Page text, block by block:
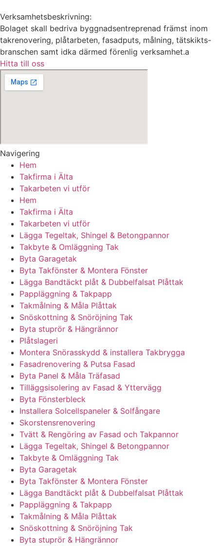
Verksamhetsbeskrivning:
Bolaget skall bedriva byggnadsentreprenad främst inom
takrenovering, plåtarbeten, fasadputs, målning, tätskikts-
branschen samt idka därmed förenlig verksamhet.a
Hitta till oss
Navigering
Hem
Takfirma i Älta
Takarbeten vi utför
Hem
Takfirma i Älta
Takarbeten vi utför
Lägga Tegeltak, Shingel & Betongpannor
Takbyte & Omläggning Tak
Byta Garagetak
Byta Takfönster & Montera Fönster
Lägga Bandtäckt plåt & Dubbelfalsat Plåttak
Pappläggning & Takpapp
Takmålning & Måla Plåttak
Snöskottning & Snöröjning Tak
Byta stuprör & Hängrännor
Plåtslageri
Montera Snörasskydd & installera Takbrygga
Fasadrenovering & Putsa Fasad
Byta Panel & Måla Träfasad
Tilläggsisolering av Fasad & Yttervägg
Byta Fönsterbleck
Installera Solcellspaneler & Solfångare
Skorstensrenovering
Tvätt & Rengöring av Fasad och Takpannor
Lägga Tegeltak, Shingel & Betongpannor
Takbyte & Omläggning Tak
Byta Garagetak
Byta Takfönster & Montera Fönster
Lägga Bandtäckt plåt & Dubbelfalsat Plåttak
Pappläggning & Takpapp
Takmålning & Måla Plåttak
Snöskottning & Snöröjning Tak
Byta stuprör & Hängrännor